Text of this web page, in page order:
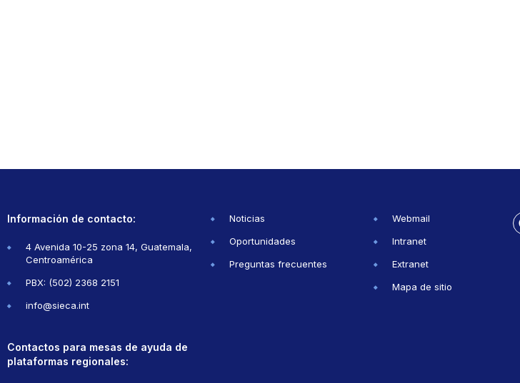
Información de contacto:
4 Avenida 10-25 zona 14, Guatemala,
Centroamérica
PBX: (502) 2368 2151
info@sieca.int
Contactos para mesas de ayuda de
plataformas regionales:
Noticias
Oportunidades
Preguntas frecuentes
Webmail
Intranet
Extranet
Mapa de sitio